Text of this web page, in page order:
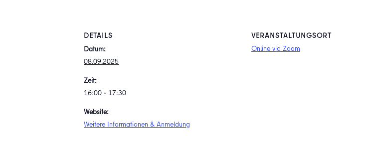
DETAILS
Datum:
08.09.2025
Zeit:
16:00 - 17:30
Website:
Weitere Informationen & Anmeldung
VERANSTALTUNGSORT
Online via Zoom